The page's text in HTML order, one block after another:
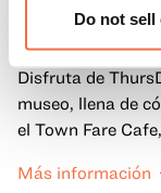
Do not
Jueves en el
Disfruta de
museo, llena de
el Town Fare
fondo, o explora
Más información